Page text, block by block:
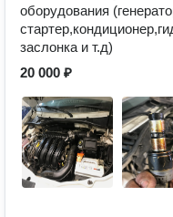
оборудования
заслонка и т.д)
20 000 ₽